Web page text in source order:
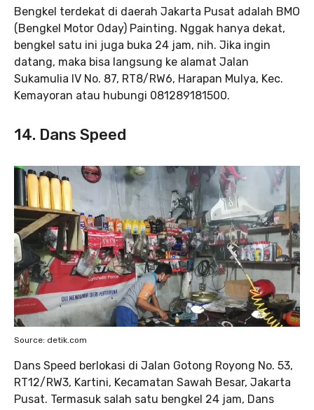
Bengkel terdekat di daerah Jakarta Pusat adalah BMO
(Bengkel Motor Oday) Painting. Nggak hanya dekat,
bengkel satu ini juga buka 24 jam, nih. Jika ingin
datang, maka bisa langsung ke alamat Jalan
Sukamulia IV No. 87, RT8/RW6, Harapan Mulya, Kec.
Kemayoran atau hubungi 081289181500.
14. Dans Speed
Source: detik.com
Dans Speed berlokasi di Jalan Gotong Royong No. 53,
RT12/RW3, Kartini, Kecamatan Sawah Besar, Jakarta
Pusat. Termasuk salah satu bengkel 24 jam, Dans